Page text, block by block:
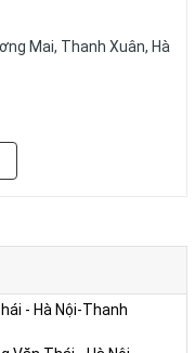
Mai, Thanh Xuân, Hà
- Hà Nội-Thanh